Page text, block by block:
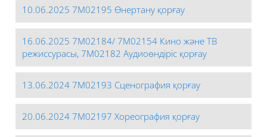
10.06.2025 7М02195 Өнертану қорғау
16.06.2025 7М02184/ 7М02154 Кино және ТВ
режиссурасы, 7М02182 Аудиоөндіріс қорғау
13.06.2024 7М02193 Сценография қорғау
20.06.2024 7М02197 Хореография қорғау